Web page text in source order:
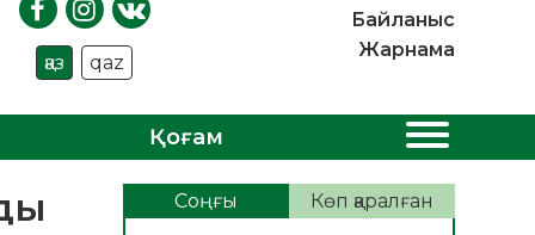
қаз qaz
Байланыс
Жарнама
Қоғам
Соңғы Көп қаралған